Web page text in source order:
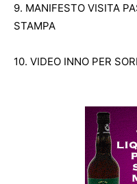
9. MANIFESTO VISITA
STAMPA
10. VIDEO INNO PER